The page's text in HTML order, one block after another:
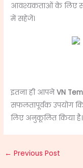
आवश्यकताओं के लिए
में सहेजें।
इतना ही आपनेVN
सफलतापूर्वक उपयोग
लिए अनुकूलित किया है।
← Previous Post